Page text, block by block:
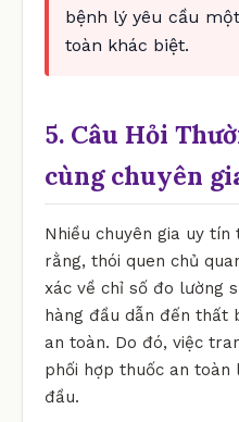
bệnh lý yêu cầu
toàn khác biệt.
5. Câu Hỏi
cùng chuyên
Nhiều chuyên gia uy
rằng, thói quen chủ
xác về chỉ số đo lường
hàng đầu dẫn đến thất
an toàn. Do đó, việc
phối hợp thuốc an
đầu.